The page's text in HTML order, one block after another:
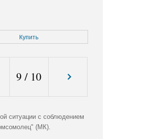
Купить
9 / 10
ситуации с соблюдением
(МК).